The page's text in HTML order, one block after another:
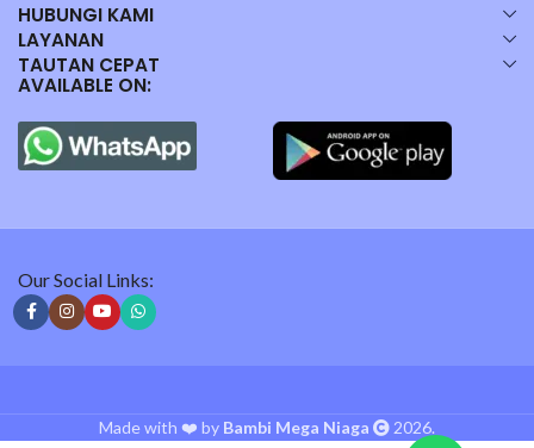
HUBUNGI KAMI
LAYANAN
TAUTAN CEPAT
AVAILABLE ON:
Our Social Links:
Made with ❤️ by Bambi Mega Niaga 2026.